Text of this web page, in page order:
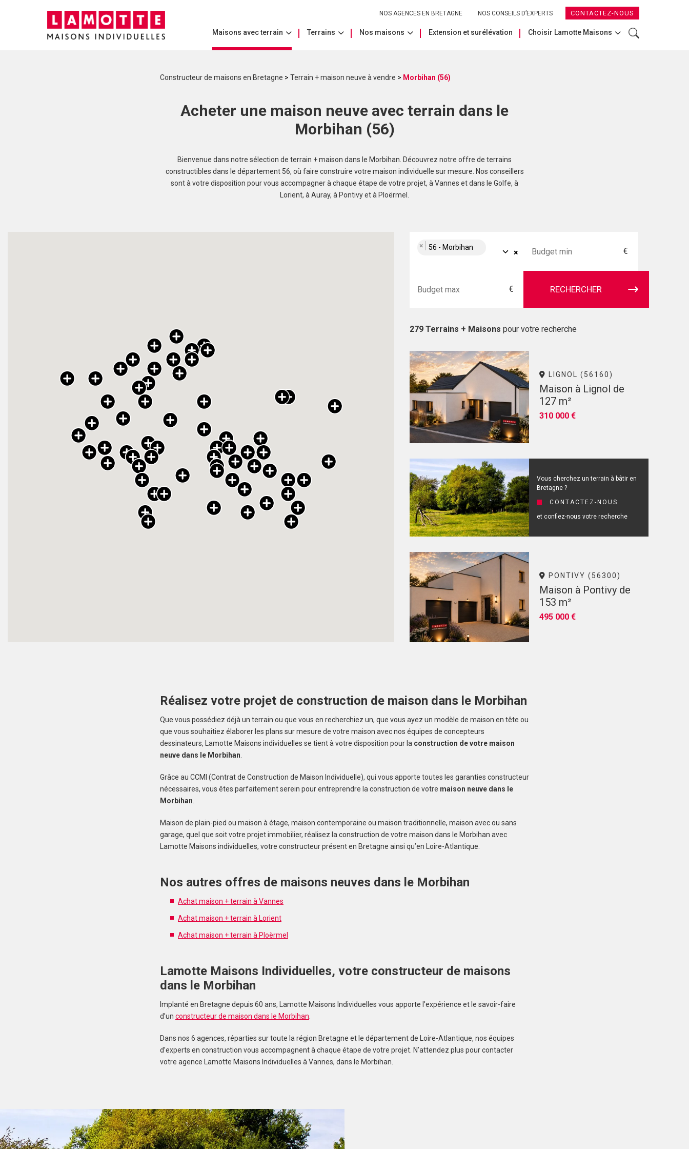
NOS AGENCES EN BRETAGNE NOS CONSEILS D’EXPERTS CONTACTEZ-NOUS
Maisons avec terrain Terrains Nos maisons Extension et surélévation Choisir Lamotte Maisons
Constructeur de maisons en Bretagne > Terrain + maison neuve à vendre > Morbihan (56)
Acheter une maison neuve avec terrain dans le
Morbihan (56)
Bienvenue dans notre sélection de terrain + maison dans le Morbihan. Découvrez notre offre de terrains
constructibles dans le département 56, où faire construire votre maison individuelle sur mesure. Nos conseillers
sont à votre disposition pour vous accompagner à chaque étape de votre projet, à Vannes et dans le Golfe, à
Lorient, à Auray, à Pontivy et à Ploërmel.
×
× 56 - Morbihan €
€ RECHERCHER
279 Terrains + Maisons pour votre recherche
LIGNOL (56160)
Maison à Lignol de
127 m²
310 000 €
Vous cherchez un terrain à bâtir en
Bretagne ?
CONTACTEZ-NOUS
et confiez-nous votre recherche
PONTIVY (56300)
Maison à Pontivy de
153 m²
495 000 €
Réalisez votre projet de construction de maison dans le Morbihan
Que vous possédiez déjà un terrain ou que vous en recherchiez un, que vous ayez un modèle de maison en tête ou
que vous souhaitiez élaborer les plans sur mesure de votre maison avec nos équipes de concepteurs
dessinateurs, Lamotte Maisons individuelles se tient à votre disposition pour la construction de votre maison
neuve dans le Morbihan
Grâce au CCMI (Contrat de Construction de Maison Individuelle), qui vous apporte toutes les garanties constructeur
nécessaires, vous êtes parfaitement serein pour entreprendre la construction de votre maison neuve dans le
Morbihan
Maison de plain-pied ou maison à étage, maison contemporaine ou maison traditionnelle, maison avec ou sans
garage, quel que soit votre projet immobilier, réalisez la construction de votre maison dans le Morbihan avec
Lamotte Maisons individuelles, votre constructeur présent en Bretagne ainsi qu’en Loire-Atlantique.
Nos autres offres de maisons neuves dans le Morbihan
Achat maison + terrain à Vannes
Achat maison + terrain à Lorient
Achat maison + terrain à Ploërmel
Lamotte Maisons Individuelles, votre constructeur de maisons
dans le Morbihan
Implanté en Bretagne depuis 60 ans, Lamotte Maisons Individuelles vous apporte l’expérience et le savoir-faire
d’un constructeur de maison dans le Morbihan
Dans nos 6 agences, réparties sur toute la région Bretagne et le département de Loire-Atlantique, nos équipes
d’experts en construction vous accompagnent à chaque étape de votre projet. N’attendez plus pour contacter
votre agence Lamotte Maisons Individuelles à Vannes, dans le Morbihan.